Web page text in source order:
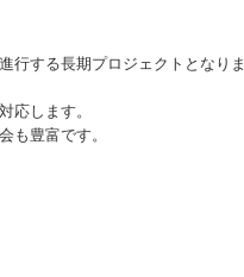
行する長期プロジェクトとなりま
応します。
も豊富です。